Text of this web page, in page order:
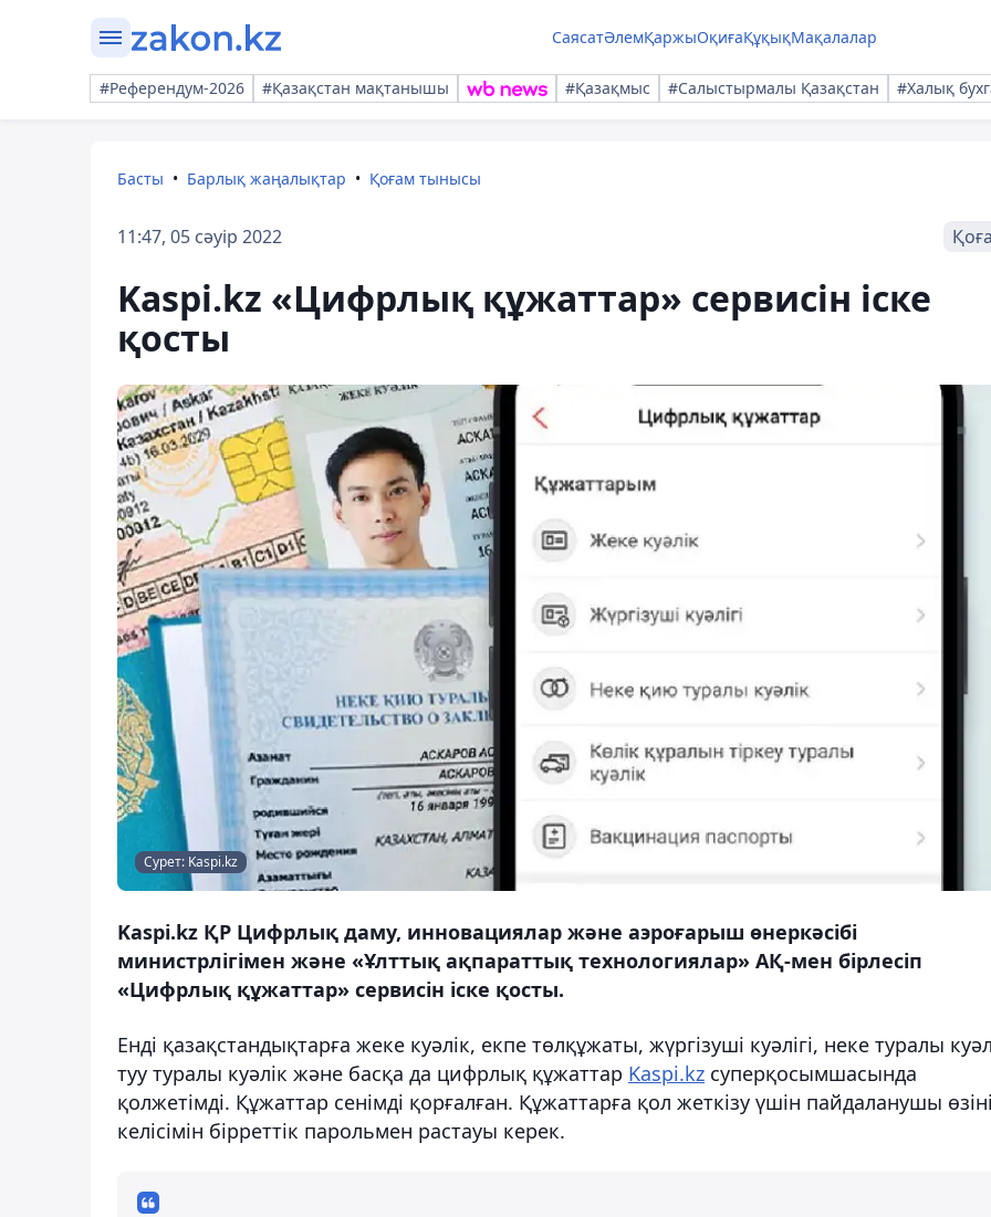
СаясатӘлемҚаржыОқиғаҚұқықМақалалар
#Референдум-2026 #Қазақстан мақтанышы #Қазақмыс #Салыстырмалы Қазақстан #Халық
Басты Барлық жаңалықтар Қоғам тынысы
11:47, 05 сәуір 2022
Kaspi.kz «Цифрлық құжаттар» сервисін іске
қосты
Сурет: Kaspi.kz
Kaspi.kz ҚР Цифрлық даму, инновациялар және аэроғарыш өнеркәсібі
министрлігімен және «Ұлттық ақпараттық технологиялар» АҚ-мен бірлесіп
«Цифрлық құжаттар» сервисін іске қосты.
Енді қазақстандықтарға жеке куәлік, екпе төлқұжаты, жүргізуші куәлігі, неке туралы
туу туралы куәлік және басқа да цифрлық құжаттар Kaspi.kz суперқосымшасында
қолжетімді. Құжаттар сенімді қорғалған. Құжаттарға қол жеткізу үшін пайдаланушы
келісімін бірреттік парольмен растауы керек.